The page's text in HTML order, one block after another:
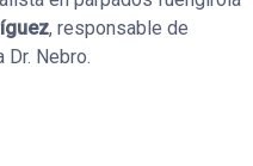
, responsable de
Dr. Nebro.